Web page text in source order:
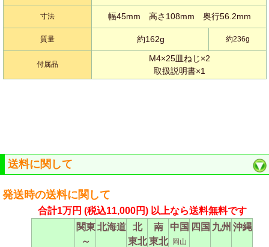
寸法 幅45mm 高さ108mm 奥行56.2mm
質量 約162g 約236g
付属品
M4×25皿ねじ×2
取扱説明書×1
送料に関して
発送時の送料に関して
合計1万円 (税込11,000円)以上なら送料無料です
関東
～
北海道
北
東北
南
東北
中国
岡山
四国 九州 沖縄